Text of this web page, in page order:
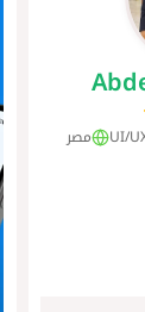
مصر